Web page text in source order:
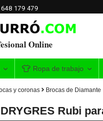
648 179 479
Online
Ropa de trabajo
y coronas Brocas de Diamante
Rubi